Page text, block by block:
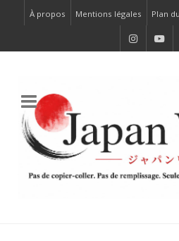
À propos Mentions légales Plan